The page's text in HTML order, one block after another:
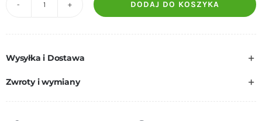
200x220cm
Kotki
DODAJ DO KOSZYKA
Wysyłka i Dostawa
Zwroty i wymiany